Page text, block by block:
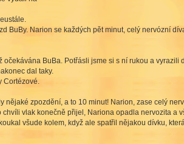
BuBy. Narion se každých pět minut, celý nervózní
BuBa. Potřásli jsme si s ní rukou a vyrazili
dal taky.
Cortézové.
zpozdění, a to 10 minut! Narion, zase celý
vlak konečně přijel, Nariona opadla nervozita a
všude kolem, když ale spatřil nějakou dívku,